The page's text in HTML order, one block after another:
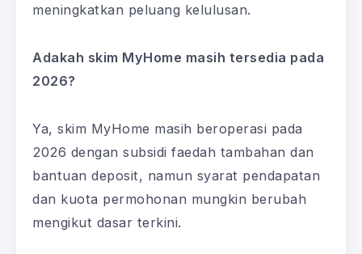
meningkatkan peluang kelulusan.
Adakah skim MyHome masih tersedia pada
2026?
Ya, skim MyHome masih beroperasi pada
2026 dengan subsidi faedah tambahan dan
bantuan deposit, namun syarat pendapatan
dan kuota permohonan mungkin berubah
mengikut dasar terkini.